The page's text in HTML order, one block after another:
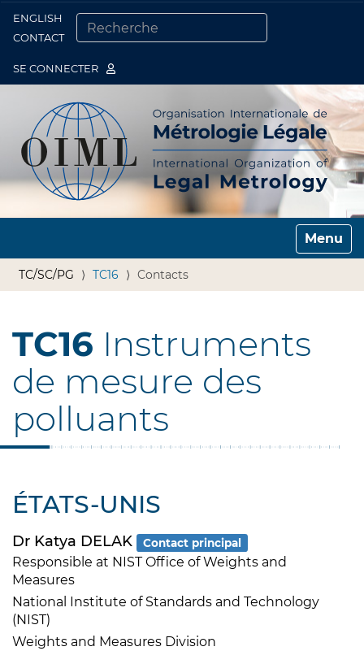
ENGLISH
CONTACT
SE CONNECTER
Toggle
TC/SC/PG TC16 Contacts
TC16 Instruments
de mesure des
polluants
ÉTATS-UNIS
Dr Katya DELAK Contact principal
Responsible at NIST Office of Weights and
Measures
National Institute of Standards and Technology
(NIST)
Weights and Measures Division